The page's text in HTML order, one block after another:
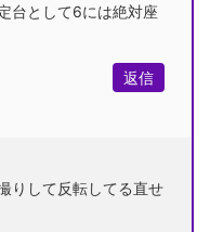
台として6には絶対座
返信
りして反転してる直せ